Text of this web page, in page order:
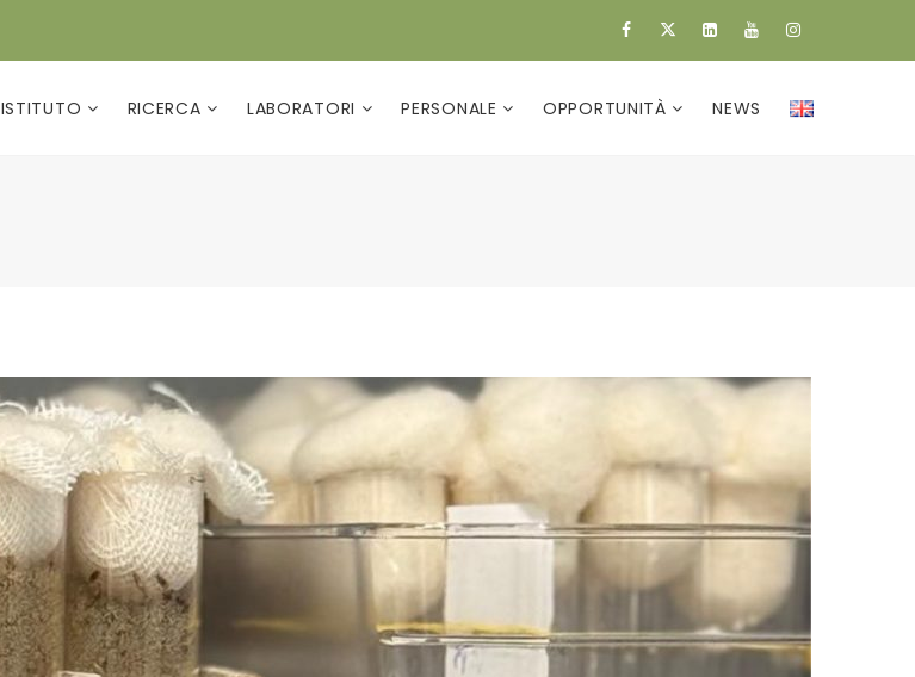
ISTITUTO RICERCA LABORATORI PERSONALE OPPORTUNITÀ NEWS